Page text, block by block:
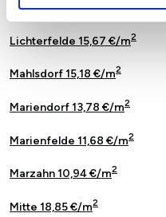
Lichtenrade 11,45 €/m
Lichterfelde 15,67 €/m2
Mahlsdorf 15,18 €/m2
Mariendorf 13,78 €/m2
Marienfelde 11,68 €/m2
Marzahn 10,94 €/m2
Mitte 18,85 €/m2